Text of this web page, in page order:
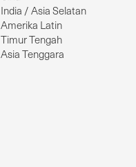
India / Asia Selatan
Amerika Latin
Timur Tengah
Asia Tenggara